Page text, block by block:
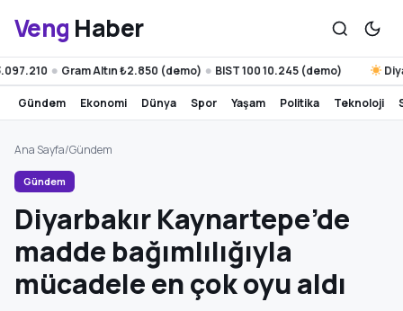
Veng Haber
● Gram Altın ₺2.850 (demo) ● BIST 100 10.245 (demo)
gündem ekonomi dünya spor yaşam politika teknoloji
Ana Sayfa/Gündem
Gündem
Diyarbakır Kaynartepe’de
madde bağımlılığıyla
mücadele en çok oyu aldı